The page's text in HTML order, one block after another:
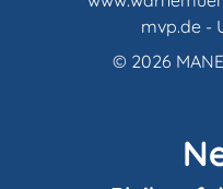
mvp.de -
© 2026